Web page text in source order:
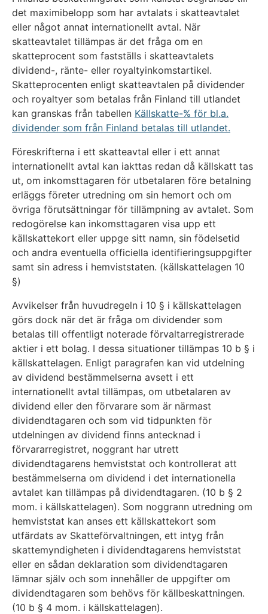
det maximibelopp som har avtalats i skatteavtalet
eller något annat internationellt avtal. När
skatteavtalet tillämpas är det fråga om en
skatteprocent som fastställs i skatteavtalets
dividend-, ränte- eller royaltyinkomstartikel.
Skatteprocenten enligt skatteavtalen på dividender
och royaltyer som betalas från Finland till utlandet
kan granskas från tabellen Källskatte-% för bl.a.
dividender som från Finland betalas till utlandet.
Föreskrifterna i ett skatteavtal eller i ett annat
internationellt avtal kan iakttas redan då källskatt tas
ut, om inkomsttagaren för utbetalaren före betalning
erläggs företer utredning om sin hemort och om
övriga förutsättningar för tillämpning av avtalet. Som
redogörelse kan inkomsttagaren visa upp ett
källskattekort eller uppge sitt namn, sin födelsetid
och andra eventuella officiella identifieringsuppgifter
samt sin adress i hemviststaten. (källskattelagen 10
§)
Avvikelser från huvudregeln i 10 § i källskattelagen
görs dock när det är fråga om dividender som
betalas till offentligt noterade förvaltarregistrerade
aktier i ett bolag. I dessa situationer tillämpas 10 b § i
källskattelagen. Enligt paragrafen kan vid utdelning
av dividend bestämmelserna avsett i ett
internationellt avtal tillämpas, om utbetalaren av
dividend eller den förvarare som är närmast
dividendtagaren och som vid tidpunkten för
utdelningen av dividend finns antecknad i
förvararregistret, noggrant har utrett
dividendtagarens hemviststat och kontrollerat att
bestämmelserna om dividend i det internationella
avtalet kan tillämpas på dividendtagaren. (10 b § 2
mom. i källskattelagen). Som noggrann utredning om
hemviststat kan anses ett källskattekort som
utfärdats av Skatteförvaltningen, ett intyg från
skattemyndigheten i dividendtagarens hemviststat
eller en sådan deklaration som dividendtagaren
lämnar själv och som innehåller de uppgifter om
dividendtagaren som behövs för källbeskattningen.
(10 b § 4 mom. i källskattelagen).